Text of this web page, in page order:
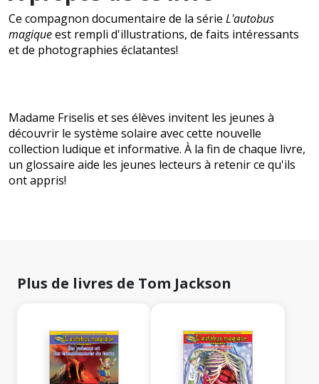
Ce compagnon documentaire de la série L'autobus
magiqueest rempli d'illustrations, de faits intéressants
et de photographies éclatantes!
Madame Friselis et ses élèves invitent les jeunes à
découvrir le système solaire avec cette nouvelle
collection ludique et informative. À la fin de chaque livre,
un glossaire aide les jeunes lecteurs à retenir ce qu'ils
ont appris!
Plus de livres de Tom Jackson